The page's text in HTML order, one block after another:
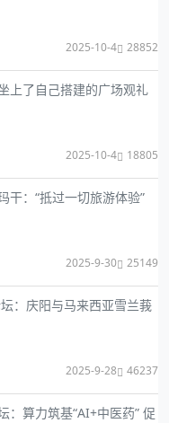
2025-10-4 28852
上了自己搭建的广场观礼
2025-10-4 18805
干：“抵过一切旅游体验”
2025-9-30 25149
：庆阳与马来西亚雪兰莪
2025-9-28 46237
：算力筑基“AI+中医药” 促